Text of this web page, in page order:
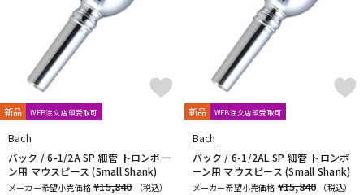
新品 WEB注文店頭受取可
Bach
バック / 6-1/2A SP 細管 トロンボー
ン用 マウスピース (Small Shank)
メーカー希望小売価格 ¥15,840
（税込）
新品 WEB注文店頭受取可
Bach
バック / 6-1/2AL SP 細管 トロンボ
ーン用 マウスピース (Small Shank)
メーカー希望小売価格 ¥15,840
（税込）